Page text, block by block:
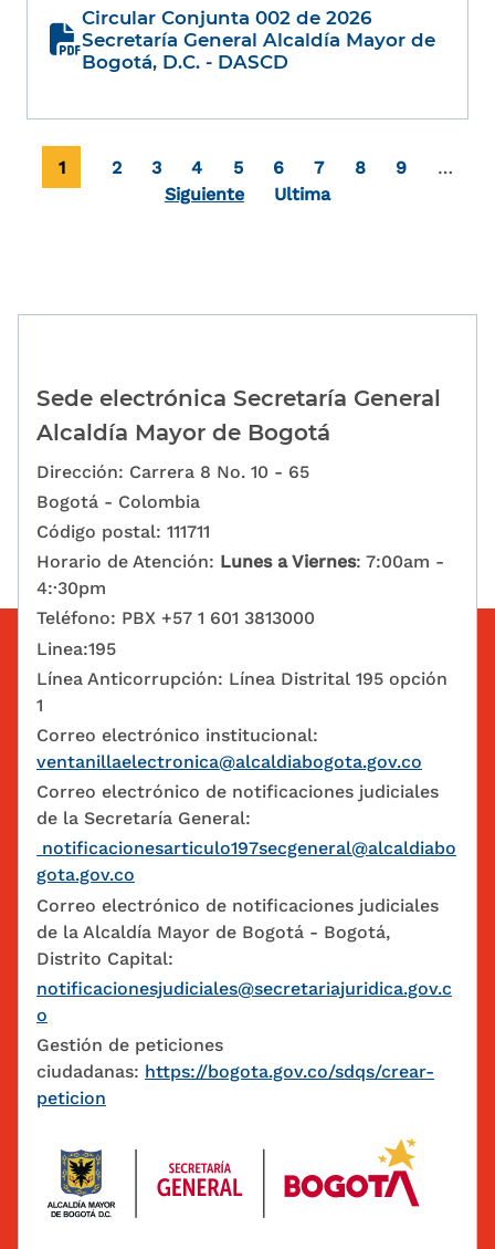
Circular Conjunta 002 de 2026
Secretaría General Alcaldía Mayor de
Bogotá, D.C. - DASCD
Paginación
Página actual
1 Page
2 Page
3 Page
4 Page
5 Page
6 Page
7 Page
8 Page
9
…
Siguiente
Última página
Ultima
Sede electrónica Secretaría General
Alcaldía Mayor de Bogotá
Dirección: Carrera 8 No. 10 - 65
Bogotá - Colombia
Código postal: 111711
Horario de Atención: Lunes a Viernes: 7:00am -
4:·30pm
Teléfono: PBX +57 1 601 3813000
Linea:195
Línea Anticorrupción: Línea Distrital 195 opción
1
Correo electrónico institucional:
ventanillaelectronica@alcaldiabogota.gov.co
Correo electrónico de notificaciones judiciales
de la Secretaría General:
notificacionesarticulo197secgeneral@alcaldiabo
gota.gov.co
Correo electrónico de notificaciones judiciales
de la Alcaldía Mayor de Bogotá - Bogotá,
Distrito Capital:
notificacionesjudiciales@secretariajuridica.gov.c
o
Gestión de peticiones
ciudadanas: https://bogota.gov.co/sdqs/crear-
peticion